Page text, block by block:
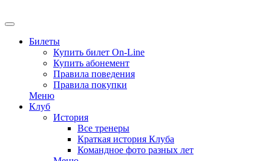
Билеты
Купить билет On-Line
Купить абонемент
Правила поведения
Правила покупки
Меню
Клуб
История
Все тренеры
Краткая история Клуба
Командное фото разных лет